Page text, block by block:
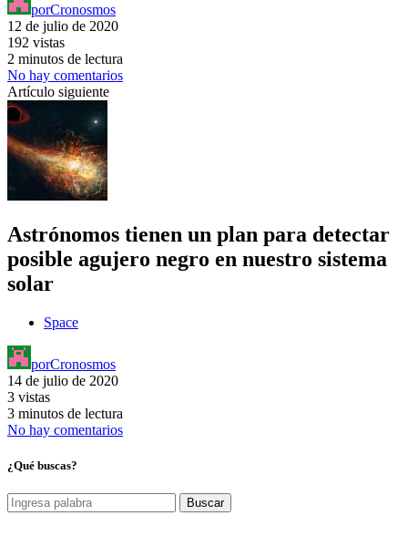
porCronosmos
12 de julio de 2020
192 vistas
2 minutos de lectura
No hay comentarios
Artículo siguiente
Astrónomos tienen un plan para detectar
posible agujero negro en nuestro sistema
solar
Space
porCronosmos
14 de julio de 2020
3 vistas
3 minutos de lectura
No hay comentarios
¿Qué buscas?
Buscar